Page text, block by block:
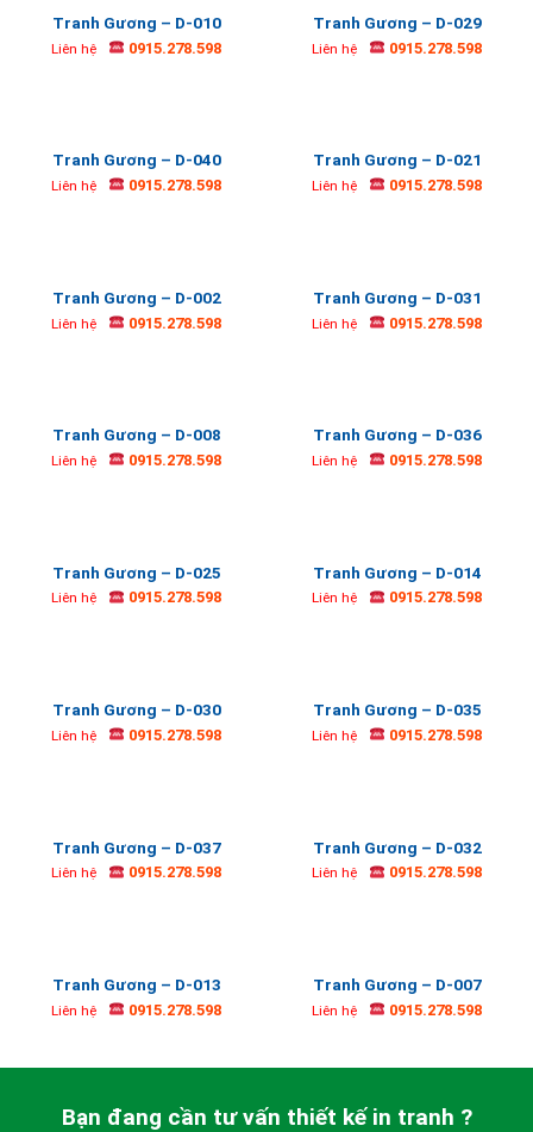
Tranh Gương – D-010
Liên hệ 0915.278.598
Tranh Gương – D-029
Liên hệ 0915.278.598
Tranh Gương – D-040
Liên hệ 0915.278.598
Tranh Gương – D-021
Liên hệ 0915.278.598
Tranh Gương – D-002
Liên hệ 0915.278.598
Tranh Gương – D-031
Liên hệ 0915.278.598
Tranh Gương – D-008
Liên hệ 0915.278.598
Tranh Gương – D-036
Liên hệ 0915.278.598
Tranh Gương – D-025
Liên hệ 0915.278.598
Tranh Gương – D-014
Liên hệ 0915.278.598
Tranh Gương – D-030
Liên hệ 0915.278.598
Tranh Gương – D-035
Liên hệ 0915.278.598
Tranh Gương – D-037
Liên hệ 0915.278.598
Tranh Gương – D-032
Liên hệ 0915.278.598
Tranh Gương – D-013
Liên hệ 0915.278.598
Tranh Gương – D-007
Liên hệ 0915.278.598
Bạn đang cần tư vấn thiết kế in tranh ?